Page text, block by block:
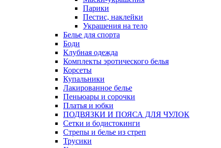
Парики
Пестис, наклейки
Украшения на тело
Белье для спорта
Боди
Клубная одежда
Комплекты эротического белья
Корсеты
Купальники
Лакированное белье
Пеньюары и сорочки
Платья и юбки
ПОДВЯЗКИ И ПОЯСА ДЛЯ ЧУЛОК
Сетки и бодистокинги
Стрепы и белье из стреп
Трусики